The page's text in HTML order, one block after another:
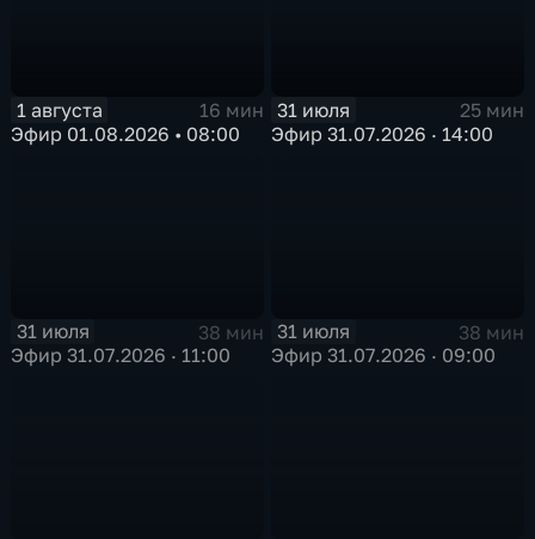
1 августа
16 мин
Эфир 01.08.2026 • 08:00
31 июля
25 мин
Эфир 31.07.2026 · 14:00
31 июля
38 мин
Эфир 31.07.2026 · 11:00
31 июля
38 мин
Эфир 31.07.2026 · 09:00